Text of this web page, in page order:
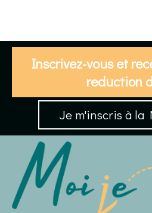
Inscrivez-vous et
reduction
Je m'inscris à la